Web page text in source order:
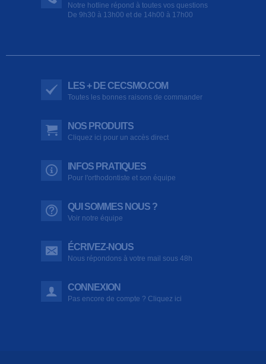
Notre hotline répond à toutes vos questions
De 9h30 à 13h00 et de 14h00 à 17h00
LES + DE CECSMO.COM
Toutes les bonnes raisons de commander
NOS PRODUITS
Cliquez ici pour un accès direct
INFOS PRATIQUES
Pour l'orthodontiste et son équipe
QUI SOMMES NOUS ?
Voir notre équipe
ÉCRIVEZ-NOUS
Nous répondons à votre mail sous 48h
CONNEXION
Pas encore de compte ? Cliquez ici